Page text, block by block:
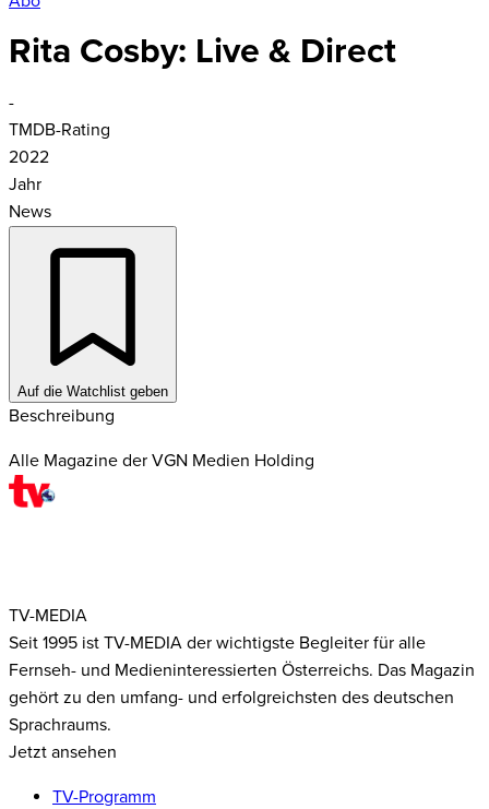
Rita Cosby: Live & Direct
-
TMDB-Rating
2022
Jahr
News
Auf die Watchlist geben
Beschreibung
Alle Magazine der VGN Medien Holding
TV-MEDIA
Seit 1995 ist TV-MEDIA der wichtigste Begleiter für alle
Fernseh- und Medieninteressierten Österreichs. Das Magazin
gehört zu den umfang- und erfolgreichsten des deutschen
Sprachraums.
Jetzt ansehen
TV-Programm